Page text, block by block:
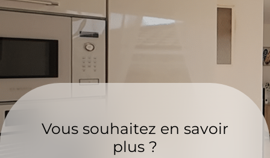
Vous souhaitez en savoir
plus ?